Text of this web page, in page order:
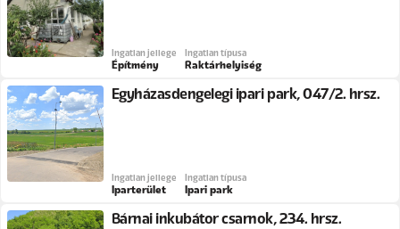
Ingatlan jellege
Építmény
Ingatlan típusa
Raktárhelyiség
Egyházasdengelegi ipari park, 047/2. hrsz.
Ingatlan jellege
Iparterület
Ingatlan típusa
Ipari park
Bárnai inkubátor csarnok, 234. hrsz.